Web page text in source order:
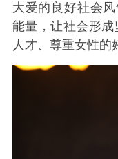
大爱的良好社会
能量，让社会形
人才、尊重女性的